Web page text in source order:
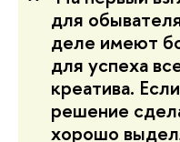
для
деле имеют
для успеха
креатива.
решение
хорошо